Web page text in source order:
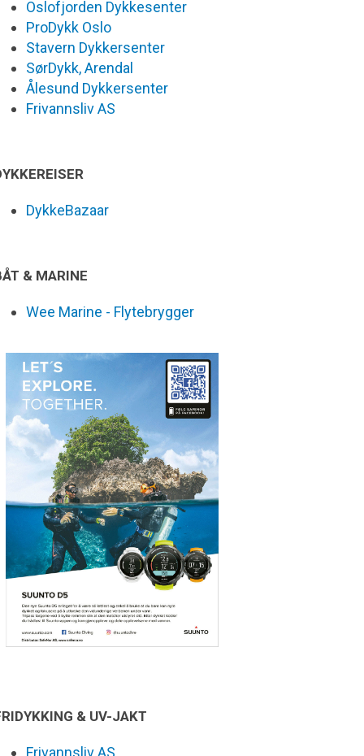
Oslofjorden Dykkesenter
ProDykk Oslo
Stavern Dykkersenter
SørDykk, Arendal
Ålesund Dykkersenter
Frivannsliv AS
DykkeBazaar
& MARINE
Wee Marine - Flytebrygger
& UV-JAKT
Frivannsliv AS